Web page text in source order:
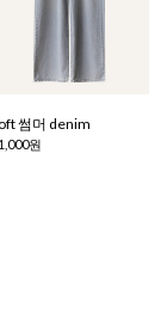
썸머 denim
원